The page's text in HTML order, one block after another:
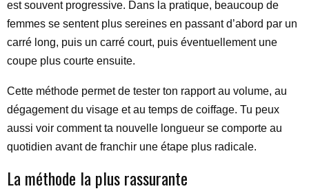
est souvent progressive. Dans la pratique, beaucoup de
femmes se sentent plus sereines en passant d’abord par un
carré long, puis un carré court, puis éventuellement une
coupe plus courte ensuite.
Cette méthode permet de tester ton rapport au volume, au
dégagement du visage et au temps de coiffage. Tu peux
aussi voir comment ta nouvelle longueur se comporte au
quotidien avant de franchir une étape plus radicale.
La méthode la plus rassurante